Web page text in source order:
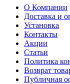
О Компании
Доставка и
Установка
Контакты
Акции
Статьи
Политика
Возврат
Публичная